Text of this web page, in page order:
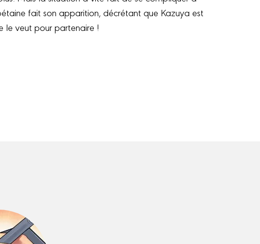
fait son apparition, décrétant que Kazuya est
le veut pour partenaire !